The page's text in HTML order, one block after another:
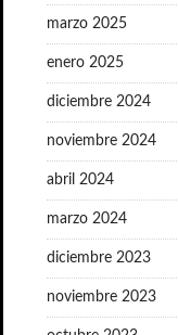
marzo 2025
enero 2025
diciembre 2024
noviembre 2024
abril 2024
marzo 2024
diciembre 2023
noviembre 2023